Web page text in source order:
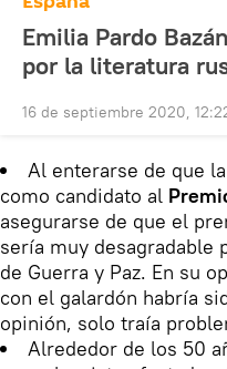
Emilia Pardo
por la literatura
16 de septiembre 2020,
Al enterarse de que
como candidato al
asegurarse de que el
sería muy desagradable
de Guerra y Paz. En su
con el galardón habría
opinión, solo traía
Alrededor de los 50